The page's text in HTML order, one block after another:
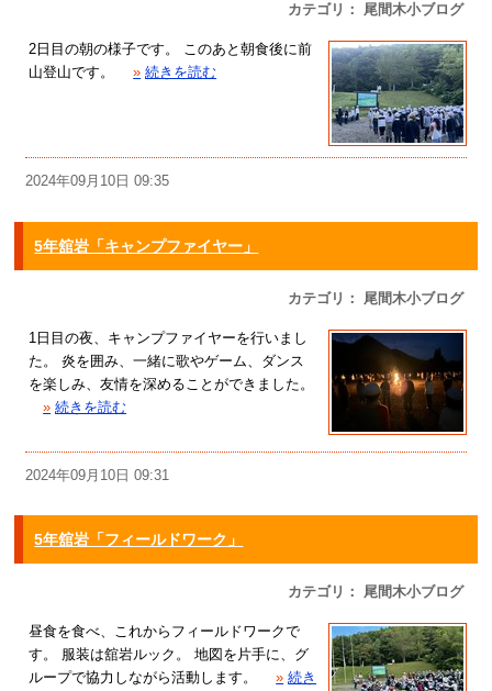
カテゴリ： 尾間木小ブログ
2日目の朝の様子です。 このあと朝食後に前
山登山です。
» 続きを読む
2024年09月10日 09:35
5年舘岩「キャンプファイヤー」
カテゴリ： 尾間木小ブログ
1日目の夜、キャンプファイヤーを行いまし
た。 炎を囲み、一緒に歌やゲーム、ダンス
を楽しみ、友情を深めることができました。
» 続きを読む
2024年09月10日 09:31
5年舘岩「フィールドワーク」
カテゴリ： 尾間木小ブログ
昼食を食べ、これからフィールドワークで
す。 服装は舘岩ルック。 地図を片手に、グ
ループで協力しながら活動します。
» 続き